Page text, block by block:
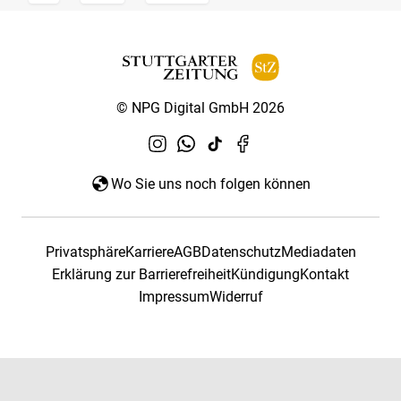
© NPG Digital GmbH 2026
Wo Sie uns noch folgen können
PrivatsphäreKarriereAGBDatenschutzMediadaten
Erklärung zur BarrierefreiheitKündigungKontakt
ImpressumWiderruf